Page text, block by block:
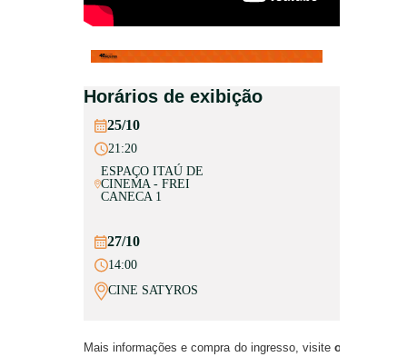
Horários de exibição
25/10
21:20
ESPAÇO ITAÚ DE
CINEMA - FREI
CANECA 1
27/10
14:00
CINE SATYROS
Mais informações e compra do ingresso, visite o